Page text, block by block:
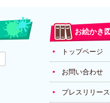
お絵かき
トップページ
お問い合わせ
プレスリリー